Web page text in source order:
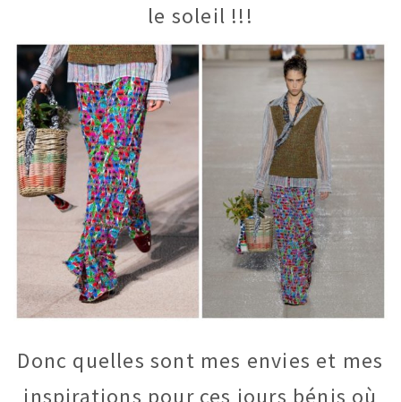
le soleil !!!
Donc quelles sont mes envies et mes